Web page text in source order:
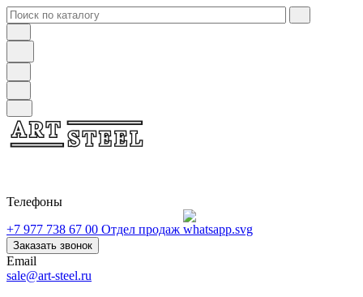
Телефоны
+7 977 738 67 00 Отдел продаж
Заказать звонок
Email
sale@art-steel.ru